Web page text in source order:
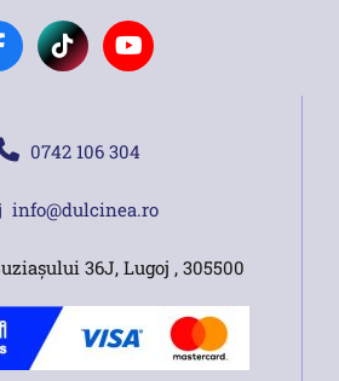
0742 106 304
info@dulcinea.ro
36J, Lugoj , 305500